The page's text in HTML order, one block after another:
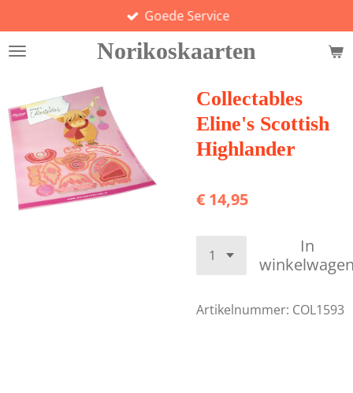
direct
naar
hoofdinhoud
Norikoskaarten
Goede Service
Collectables
Eline's Scottish
Highlander
€ 14,95
In
Artikelnummer: COL1593